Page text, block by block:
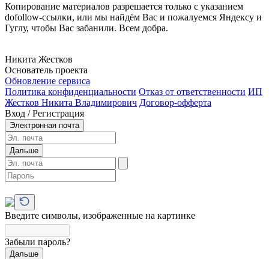
Копирование материалов разрешается только с указанием
dofollow-ссылки, или мы найдём Вас и пожалуемся Яндексу и
Гуглу, чтобы Вас забанили. Всем добра.
Никита Жестков
Основатель проекта
Обновление сервиса
Политика конфиденциальности Отказ от ответственности ИП
Жестков Никита Владимирович Договор-офферта
Вход / Регистрация
Электронная почта
Дальше
Введите символы, изображенные на картинке
Забыли пароль?
Дальше